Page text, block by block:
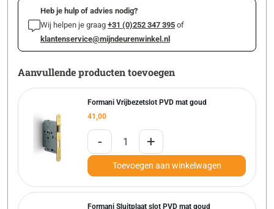
Heb je hulp of advies nodig?
Wij helpen je graag +31 (0)252 347 395 of
klantenservice@mijndeurenwinkel.nl
Aanvullende producten toevoegen
Formani Vrijbezetslot PVD mat goud
41,00
- +
Toevoegen aan winkelwagen
Formani Sluitplaat slot PVD mat goud